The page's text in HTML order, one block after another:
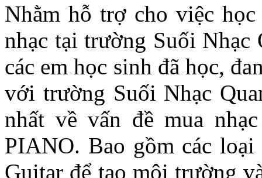
Nhằm hỗ trợ cho việc
nhạc tại trường Suối Nhạc
các em học sinh đã học,
với trường Suối Nhạc
nhất về vấn đề mua
PIANO. Bao gồm các
Guitar để tạo môi trường